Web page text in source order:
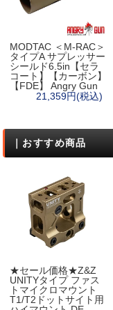
MODTAC ＜M-RAC＞
タイプA サプレッサー
シールド6.5in【セラ
コート】【カーボン】
【FDE】 Angry Gun
21,359円(税込)
｜おすすめ商品
★セール価格★Z&Z
UNITYタイプ ファス
トマイクロマウント
T1/T2ドットサイト用